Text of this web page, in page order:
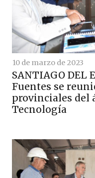
10 de marzo de 2023
SANTIAGO DEL
Fuentes se
provinciales del
Tecnología